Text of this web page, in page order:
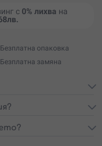
с 0% лихва на
Безплатна опаковка
Безплатна замяна